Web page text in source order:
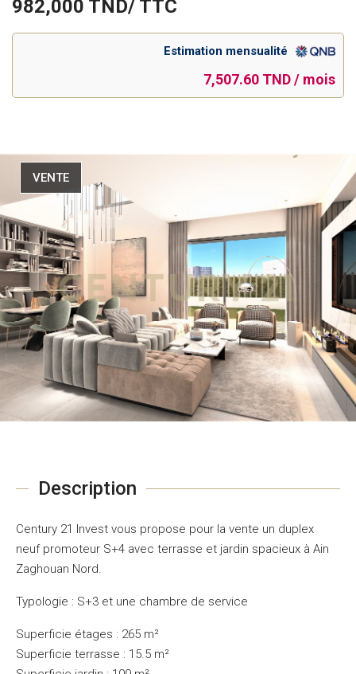
982,000 TND/ TTC
Estimation mensualité
7,507.60 TND / mois
VENTE
Description
Century 21 Invest vous propose pour la vente un duplex
neuf promoteur S+4 avec terrasse et jardin spacieux à Ain
Zaghouan Nord.
Typologie : S+3 et une chambre de service
Superficie étages : 265 m²
Superficie terrasse : 15.5 m²